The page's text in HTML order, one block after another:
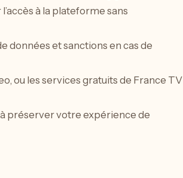
à la plateforme sans
données et sanctions en cas de
ou les services gratuits de France TV
préserver votre expérience de